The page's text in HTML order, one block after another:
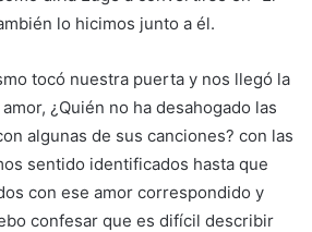
lo hicimos junto a él.
tocó nuestra puerta y nos llegó la
¿Quién no ha desahogado las
algunas de sus canciones? con las
sentido identificados hasta que
con ese amor correspondido y
confesar que es difícil describir